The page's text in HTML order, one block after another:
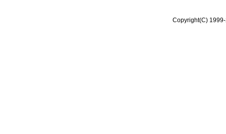
Copyright(C)